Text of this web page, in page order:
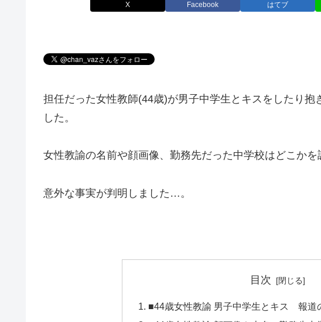
X Facebook はてブ
担任だった女性教師(44歳)が男子中学生とキスをしたり抱
した。
女性教諭の名前や顔画像、勤務先だった中学校はどこかを
意外な事実が判明しました…。
目次
■44歳女性教諭 男子中学生とキス 報道